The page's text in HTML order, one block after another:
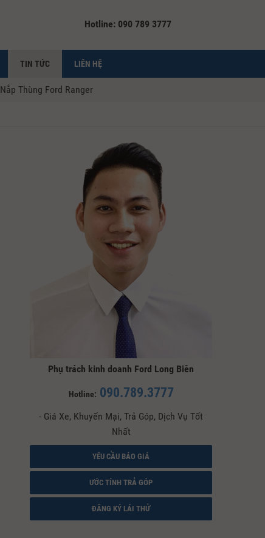
Hotline: 090 789 3777
TIN TỨC LIÊN HỆ
Nắp Thùng Ford Ranger
Phụ trách kinh doanh Ford Long Biên
Hotline: 090.789.3777
- Giá Xe, Khuyến Mại, Trả Góp, Dịch Vụ Tốt
Nhất
YÊU CẦU BÁO GIÁ
ƯỚC TÍNH TRẢ GÓP
ĐĂNG KÝ LÁI THỬ